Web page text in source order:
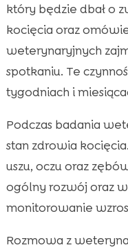
który będzie dbał o
kocięcia oraz
weterynaryjnych
spotkaniu. Te
tygodniach i
Podczas badania
stan zdrowia
uszu, oczu oraz
ogólny rozwój oraz
monitorowanie
Rozmowa z